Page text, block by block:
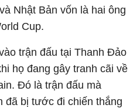
Nhật Bản vốn là hai ông
Cup.
trận đấu tại Thanh Đảo
họ đang gây tranh cãi về
Đó là trận đấu mà
đã bị tước đi chiến thắng